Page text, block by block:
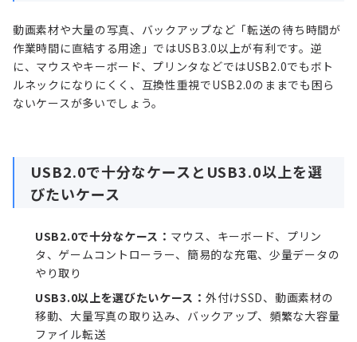
動画素材や大量の写真、バックアップなど「転送の待ち時間が
作業時間に直結する用途」ではUSB3.0以上が有利です。逆
に、マウスやキーボード、プリンタなどではUSB2.0でもボト
ルネックになりにくく、互換性重視でUSB2.0のままでも困ら
ないケースが多いでしょう。
USB2.0で十分なケースとUSB3.0以上を選
びたいケース
USB2.0で十分なケース： マウス、キーボード、プリン
タ、ゲームコントローラー、簡易的な充電、少量データの
やり取り
USB3.0以上を選びたいケース： 外付けSSD、動画素材の
移動、大量写真の取り込み、バックアップ、頻繁な大容量
ファイル転送